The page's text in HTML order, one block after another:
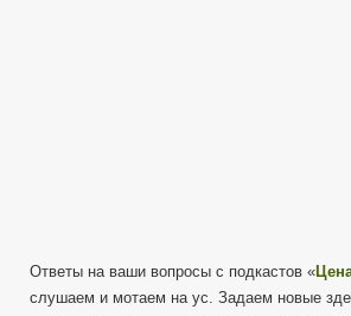
Ответы на ваши вопросы с подкастов «
слушаем и мотаем на ус. Задаем новые